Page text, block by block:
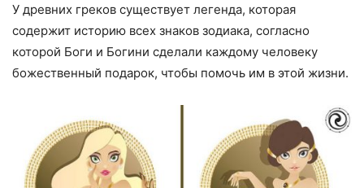
У древних греков существует легенда, которая
содержит историю всех знаков зодиака, согласно
которой Боги и Богини сделали каждому человеку
божественный подарок, чтобы помочь им в этой жизни.